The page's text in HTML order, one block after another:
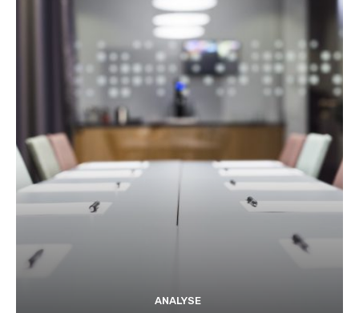
ANALYSE